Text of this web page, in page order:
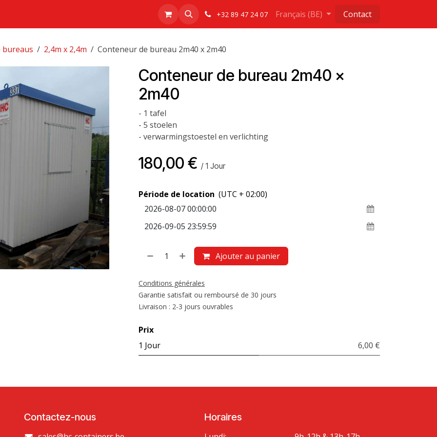
+32 89 47 24 07 Français (BE) Contact
bureaus 2,4m x 2,4m Conteneur de bureau 2m40 x 2m40
Conteneur de bureau 2m40 x
2m40
- 1 tafel
- 5 stoelen
- verwarmingstoestel en verlichting
180,00 € / 1 Jour
Période de location (UTC + 02:00)
Ajouter au panier
Conditions générales
Garantie satisfait ou remboursé de 30 jours
Livraison : 2-3 jours ouvrables
Prix
1 Jour
6,00 €
Horaires
Contactez-nous